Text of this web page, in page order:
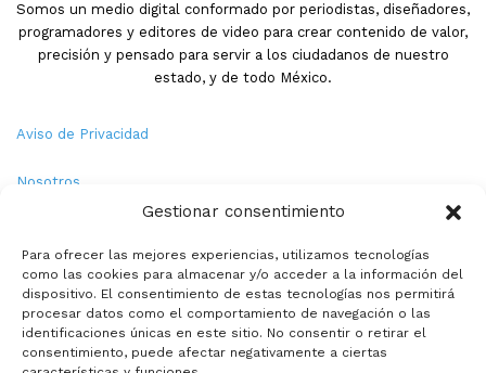
Gestionar consentimiento
Para ofrecer las mejores experiencias, utilizamos tecnologías
como las cookies para almacenar y/o acceder a la información del
dispositivo. El consentimiento de estas tecnologías nos permitirá
procesar datos como el comportamiento de navegación o las
identificaciones únicas en este sitio. No consentir o retirar el
consentimiento, puede afectar negativamente a ciertas
Somos un medio digital conformado por periodistas, diseñadores,
programadores y editores de video para crear contenido de valor,
precisión y pensado para servir a los ciudadanos de nuestro
estado, y de todo México.
Aviso de Privacidad
Nosotros
Política de Cookies
Contacto